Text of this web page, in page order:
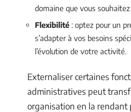
domaine que vous
Flexibilité : optez pour un
s’adapter à vos besoins
l’évolution de votre activité.
Externaliser certaines
administratives peut
organisation en la rendant